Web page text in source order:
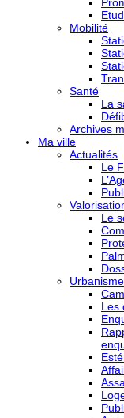
Mobilité
Santé
La
Archives
Ma ville
Actualités
Le
Le
Les